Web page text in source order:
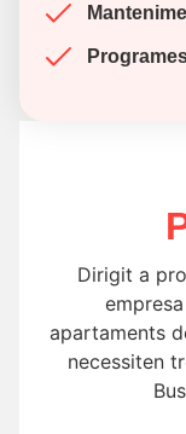
Dirigit a
apartaments
necessiten